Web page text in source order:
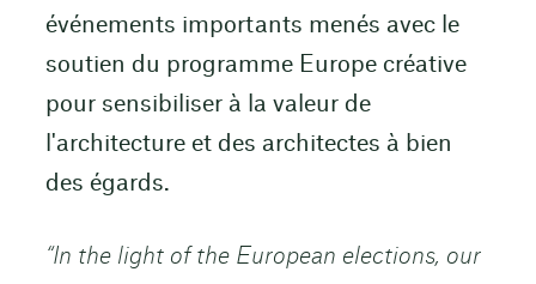
événements importants menés avec le
soutien du programme Europe créative
pour sensibiliser à la valeur de
l'architecture et des architectes à bien
des égards.
“In the light of the European elections, our